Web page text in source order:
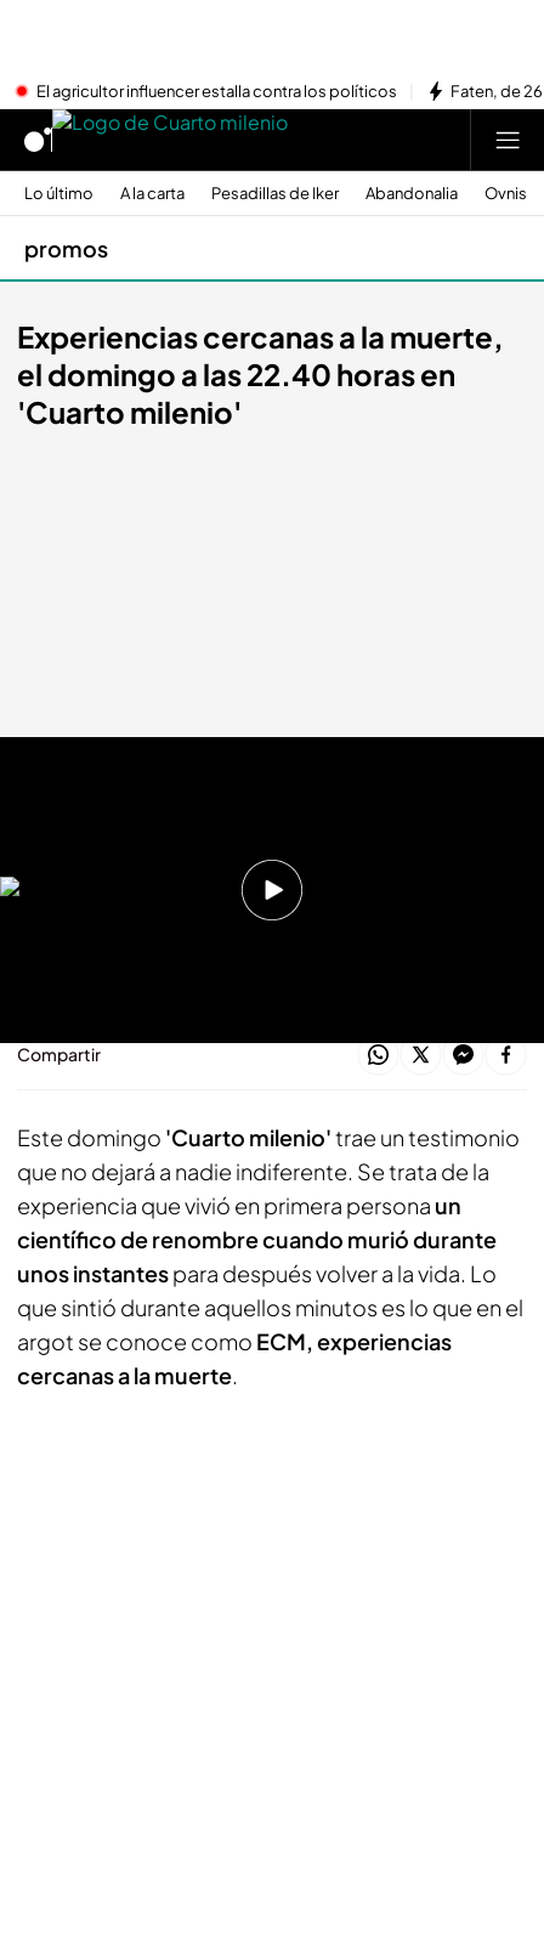
El agricultor influencer estalla contra los políticos Faten, de
Lo último A la carta Pesadillas de Iker Abandonalia Ovnis
promos
Experiencias cercanas a la muerte,
el domingo a las 22.40 horas en
'Cuarto milenio'
Compartir
Este domingo 'Cuarto milenio'trae un testimonio
que no dejará a nadie indiferente. Se trata de la
experiencia que vivió en primera persona un
científico de renombre cuando murió durante
unos instantespara después volver a la vida. Lo
que sintió durante aquellos minutos es lo que en el
argot se conoce como ECM, experiencias
cercanas a la muerte.